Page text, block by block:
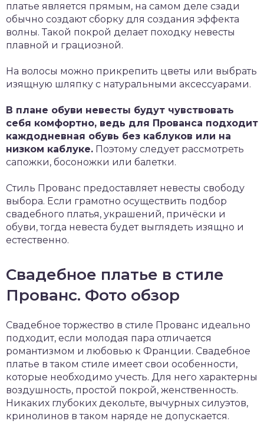
платье является прямым, на самом деле сзади
обычно создают сборку для создания эффекта
волны. Такой покрой делает походку невесты
плавной и грациозной.
На волосы можно прикрепить цветы или выбрать
изящную шляпку с натуральными аксессуарами.
В плане обуви невесты будут чувствовать
себя комфортно, ведь для Прованса подходит
каждодневная обувь без каблуков или на
низком каблуке. Поэтому следует рассмотреть
сапожки, босоножки или балетки.
Стиль Прованс предоставляет невесты свободу
выбора. Если грамотно осуществить подбор
свадебного платья, украшений, причёски и
обуви, тогда невеста будет выглядеть изящно и
естественно.
Свадебное платье в стиле
Прованс. Фото обзор
Свадебное торжество в стиле Прованс идеально
подходит, если молодая пара отличается
романтизмом и любовью к Франции. Свадебное
платье в таком стиле имеет свои особенности,
которые необходимо учесть. Для него характерны
воздушность, простой покрой, женственность.
Никаких глубоких декольте, вычурных силуэтов,
кринолинов в таком наряде не допускается.